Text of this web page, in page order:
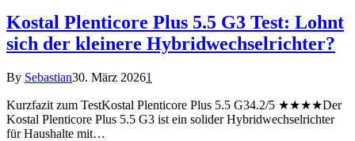
Kostal Plenticore Plus 5.5 G3 Test: Lohnt
sich der kleinere Hybridwechselrichter?
By Sebastian30. März 20261
Kurzfazit zum TestKostal Plenticore Plus 5.5 G34.2/5 ★★★★Der
Kostal Plenticore Plus 5.5 G3 ist ein solider Hybridwechselrichter
für Haushalte mit…